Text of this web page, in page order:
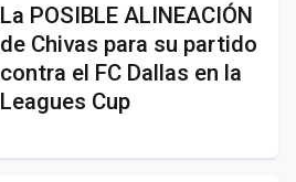
La POSIBLE ALINEACIÓN
de Chivas para su partido
contra el FC Dallas en la
Leagues Cup